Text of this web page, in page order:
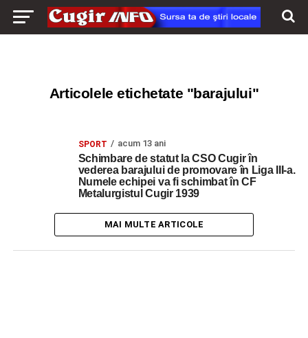
Articolele etichetate "barajului"
SPORT acum 13 ani
Schimbare de statut la CSO Cugir în
vederea barajului de promovare în Liga III-a.
Numele echipei va fi schimbat în CF
Metalurgistul Cugir 1939
MAI MULTE ARTICOLE